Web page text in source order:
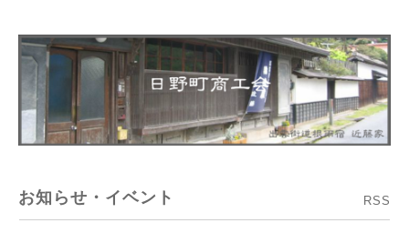
お知らせ・イベント RSS